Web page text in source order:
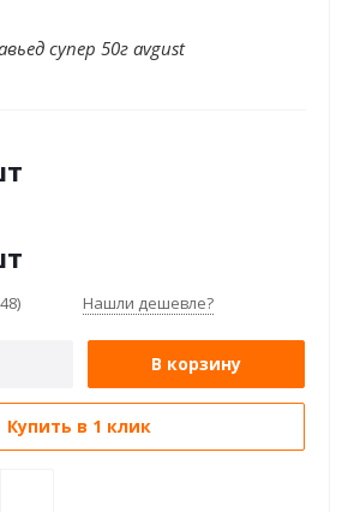
супер 50г avgust
Нашли дешевле?
В корзину
Купить в 1 клик